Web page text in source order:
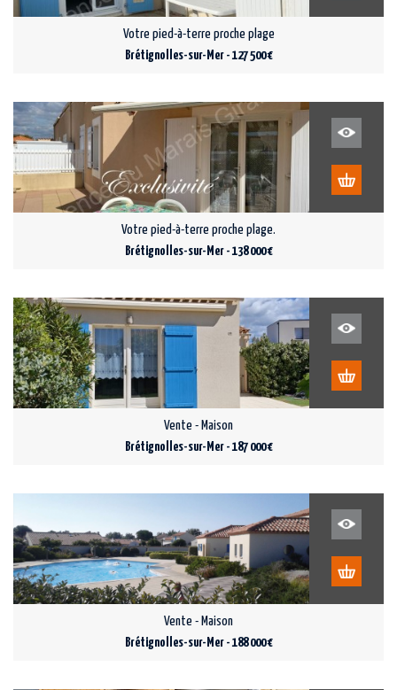
Votre pied-à-terre proche plage
Brétignolles-sur-Mer - 127 500 €
Votre pied-à-terre proche plage.
Brétignolles-sur-Mer - 138 000 €
Vente - Maison
Brétignolles-sur-Mer - 187 000 €
Vente - Maison
Brétignolles-sur-Mer - 188 000 €